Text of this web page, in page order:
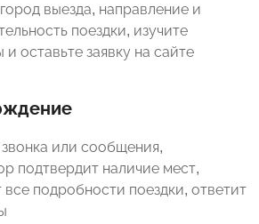
выезда, направление и
поездки, изучите
оставьте заявку на сайте
или сообщения,
подтвердит наличие мест,
все подробности поездки, ответит